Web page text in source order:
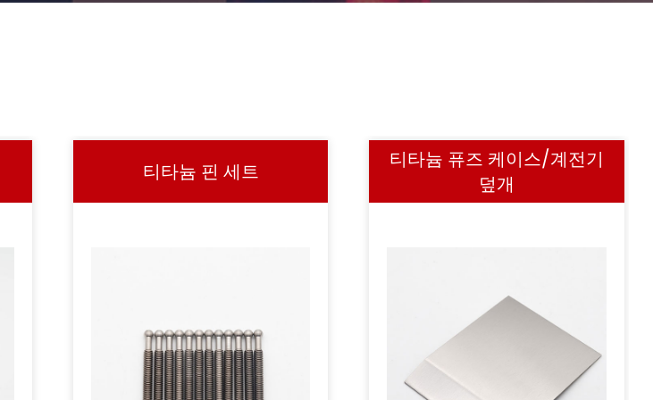
티타늄 핀 세트
티타늄 퓨즈 케이스/계전기
덮개